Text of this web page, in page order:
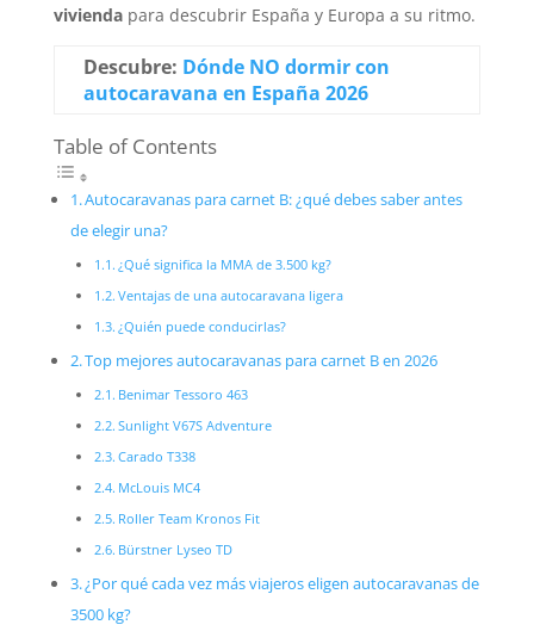
viviendapara descubrir España y Europa a su ritmo.
Descubre: Dónde NO dormir con
autocaravana en España 2026
Table of Contents
Autocaravanas para carnet B: ¿qué debes saber antes
de elegir una?
¿Qué significa la MMA de 3.500 kg?
Ventajas de una autocaravana ligera
¿Quién puede conducirlas?
Top mejores autocaravanas para carnet B en 2026
Benimar Tessoro 463
Sunlight V67S Adventure
Carado T338
McLouis MC4
Roller Team Kronos Fit
Bürstner Lyseo TD
¿Por qué cada vez más viajeros eligen autocaravanas de
3500 kg?